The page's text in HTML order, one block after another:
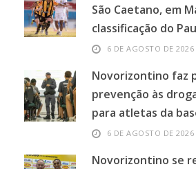
São Caetano, em
classificação do
6 DE AGOSTO DE 2026
Novorizontino faz
prevenção às
para atletas da
6 DE AGOSTO DE 2026
Novorizontino se